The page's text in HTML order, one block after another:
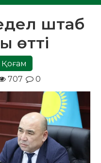
штаб
өтті
Қоғам
707 0